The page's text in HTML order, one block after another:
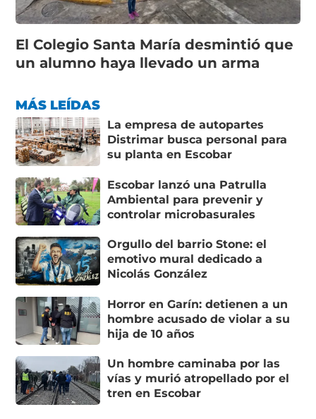
El Colegio Santa María desmintió que
un alumno haya llevado un arma
MÁS LEÍDAS
La empresa de autopartes
Distrimar busca personal para
su planta en Escobar
Escobar lanzó una Patrulla
Ambiental para prevenir y
controlar microbasurales
Orgullo del barrio Stone: el
emotivo mural dedicado a
Nicolás González
Horror en Garín: detienen a un
hombre acusado de violar a su
hija de 10 años
Un hombre caminaba por las
vías y murió atropellado por el
tren en Escobar